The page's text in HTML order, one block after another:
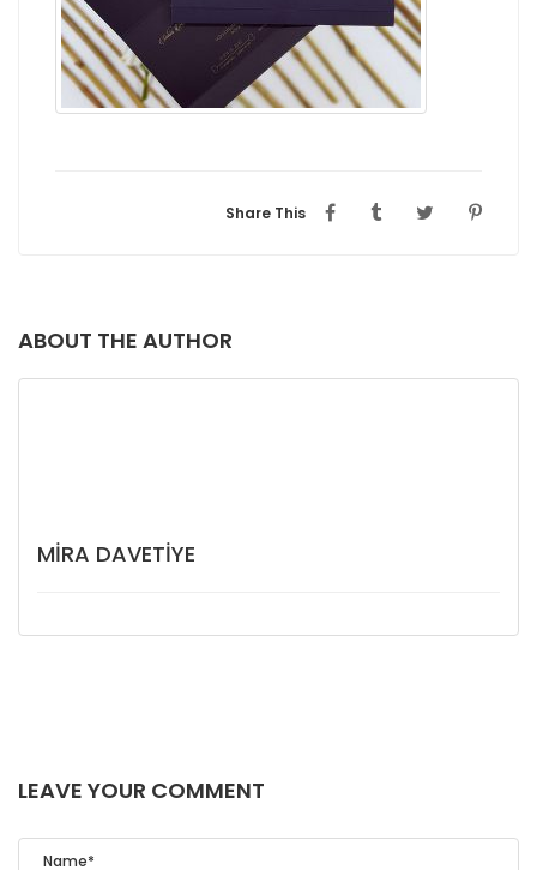
Share This
ABOUT THE AUTHOR
MIRA DAVETIYE
LEAVE YOUR COMMENT